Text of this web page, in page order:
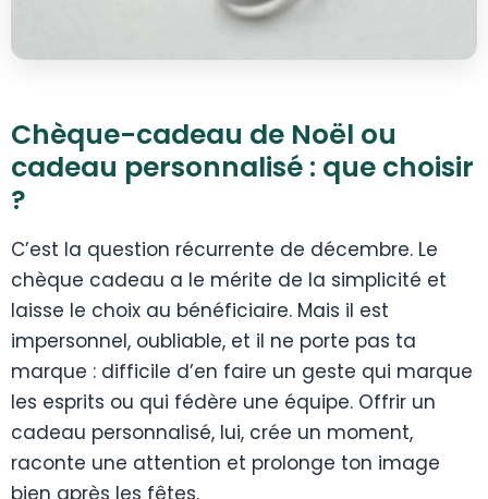
Chèque-cadeau de Noël ou
cadeau personnalisé : que choisir
?
C’est la question récurrente de décembre. Le
chèque cadeau a le mérite de la simplicité et
laisse le choix au bénéficiaire. Mais il est
impersonnel, oubliable, et il ne porte pas ta
marque : difficile d’en faire un geste qui marque
les esprits ou qui fédère une équipe. Offrir un
cadeau personnalisé, lui, crée un moment,
raconte une attention et prolonge ton image